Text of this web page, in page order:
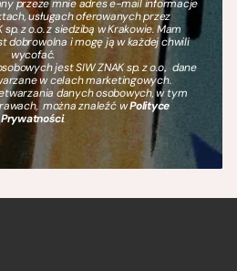
przeze mnie adres e-mail informacje
usługach oferowanych przez
z o.o. z siedzibą w Krakowie. Mam
dobrowolna i mogę ją w każdej chwili
wycofać.
jest SIW ZNAK sp. z o.o., dane
w celach marketingowych.
danych osobowych, w tym
można znaleźć wPolityce
Prywatności.